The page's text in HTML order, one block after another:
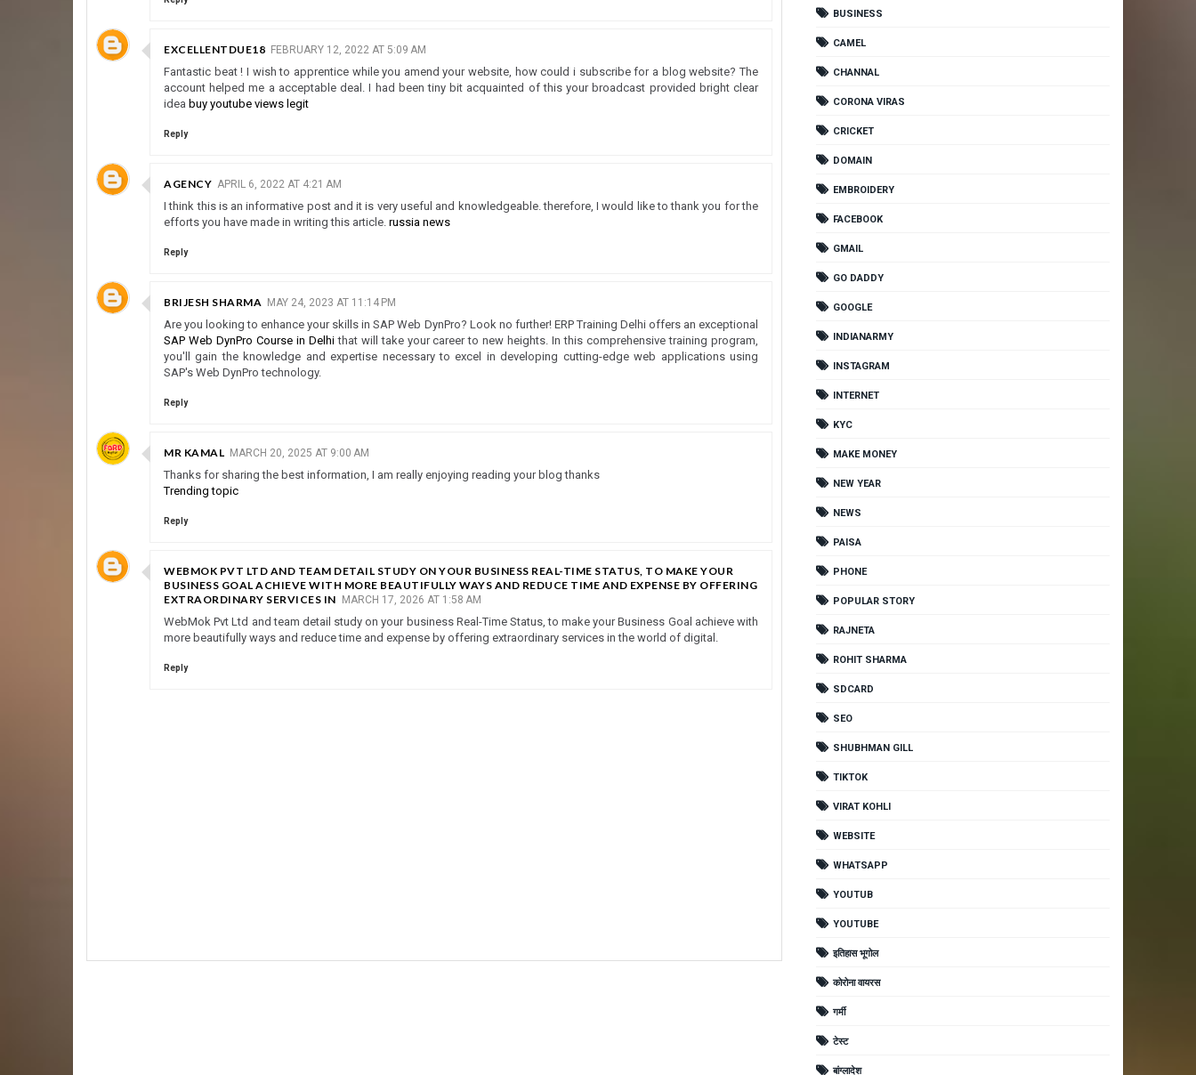
EXCELLENTDUE18 FEBRUARY 12, 2022 AT 5:09 AM
Fantastic beat ! I wish to apprentice while you amend your website, how could i subscribe for a blog website? The
account helped me a acceptable deal. I had been tiny bit acquainted of this your broadcast provided bright clear
idea buy youtube views legit
Reply
AGENCY APRIL 6, 2022 AT 4:21 AM
I think this is an informative post and it is very useful and knowledgeable. therefore, I would like to thank you for the
efforts you have made in writing this article. russia news
Reply
BRIJESH SHARMA MAY 24, 2023 AT 11:14 PM
Are you looking to enhance your skills in SAP Web DynPro? Look no further! ERP Training Delhi offers an exceptional
SAP Web DynPro Course in Delhithat will take your career to new heights. In this comprehensive training program,
you'll gain the knowledge and expertise necessary to excel in developing cutting-edge web applications using
SAP's Web DynPro technology.
Reply
MR KAMAL MARCH 20, 2025 AT 9:00 AM
Thanks for sharing the best information, I am really enjoying reading your blog thanks
Trending topic
Reply
WEBMOK PVT LTD AND TEAM DETAIL STUDY ON YOUR BUSINESS REAL-TIME STATUS, TO MAKE YOUR
BUSINESS GOAL ACHIEVE WITH MORE BEAUTIFULLY WAYS AND REDUCE TIME AND EXPENSE BY OFFERING
EXTRAORDINARY SERVICES IN
MARCH 17, 2026 AT 1:58 AM
WebMok Pvt Ltd and team detail study on your business Real-Time Status, to make your Business Goal achieve with
more beautifully ways and reduce time and expense by offering extraordinary services in the world of digital.
Reply
BUSINESS
CAMEL
CHANNAL
CORONA VIRAS
CRICKET
DOMAIN
EMBROIDERY
FACEBOOK
GMAIL
GO DADDY
GOOGLE
INDIANARMY
INSTAGRAM
INTERNET
KYC
MAKE MONEY
NEW YEAR
NEWS
PAISA
PHONE
POPULAR STORY
RAJNETA
ROHIT SHARMA
SDCARD
SEO
SHUBHMAN GILL
TIKTOK
VIRAT KOHLI
WEBSITE
WHATSAPP
YOUTUB
YOUTUBE
इतिहास भूगोल
कोरोना वायरस
गर्मी
टेस्ट
बांग्लादेश